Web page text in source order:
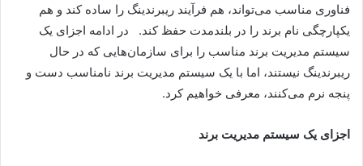
فناوری مناسب می‌تواند، هم فرآیند ریبرندینگ را ساده کند و هم
یکپارچگی نام برند را در بلندمدت حفظ کند. در ادامه اجزای یک
سیستم مدیریت برند مناسب را برای سازمان‌هایی که در حال
ریبرندینگ نیستند، اما با یک سیستم مدیریت برند نامناسب دست و
پنجه نرم می‌کنند، معرفی خواهیم کرد.
اجزای یک سیستم مدیریت برند